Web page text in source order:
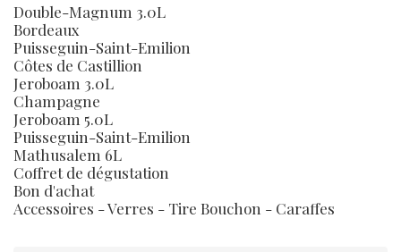
Double-Magnum 3.0L
Bordeaux
Puisseguin-Saint-Emilion
Côtes de Castillion
Jeroboam 3.0L
Champagne
Jeroboam 5.0L
Puisseguin-Saint-Emilion
Mathusalem 6L
Coffret de dégustation
Bon d'achat
Accessoires - Verres - Tire Bouchon - Caraffes